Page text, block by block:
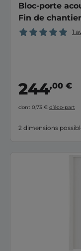
Bloc-porte
Fin de chantier
1
244,00 €
dont 0,73 € d’éco-part
2 dimensions